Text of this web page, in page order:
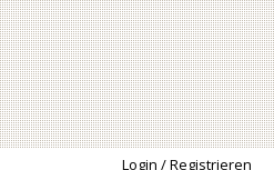
Login / Registrieren